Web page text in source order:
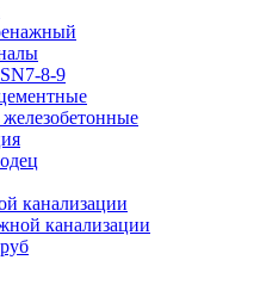
8-9
канализации
канализации